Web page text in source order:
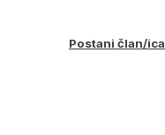
Postani član/ica